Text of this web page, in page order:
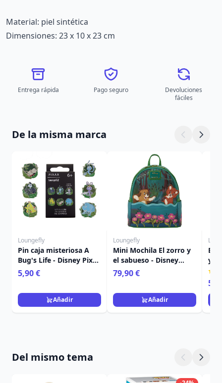
Material: piel sintética
Dimensiones: 23 x 10 x 23 cm
Entrega rápida Pago seguro
Devoluciones
fáciles
De la misma marca
Loungefly
Pin caja misteriosa A
Bug's Life - Disney Pixar
Loungefly
5,90 €
Añadir
Loungefly
Mini Mochila El zorro y
el sabueso - Disney
Loungefly
79,90 €
Añadir
y el
Del mismo tema